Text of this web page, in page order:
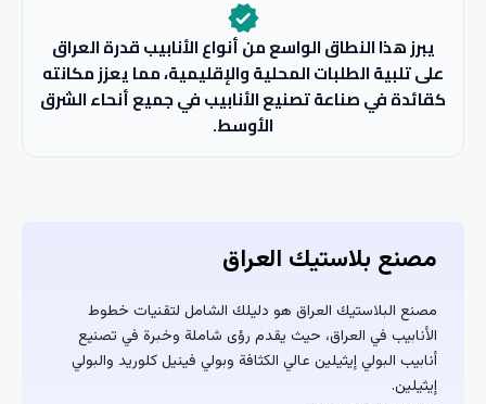
verified
يبرز هذا النطاق الواسع من أنواع الأنابيب قدرة العراق
على تلبية الطلبات المحلية والإقليمية، مما يعزز مكانته
كقائدة في صناعة تصنيع الأنابيب في جميع أنحاء الشرق
الأوسط.
مصنع بلاستيك العراق
مصنع البلاستيك العراق هو دليلك الشامل لتقنيات خطوط
الأنابيب في العراق، حيث يقدم رؤى شاملة وخبرة في تصنيع
أنابيب البولي إيثيلين عالي الكثافة وبولي فينيل كلوريد والبولي
إيثيلين.